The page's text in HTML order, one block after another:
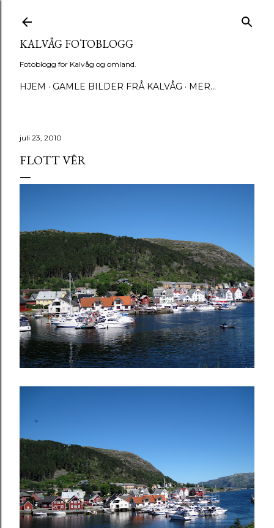
KALVÅG FOTOBLOGG
Fotoblogg for Kalvåg og omland.
HJEM GAMLE BILDER FRÅ KALVÅG MER…
juli 23, 2010
FLOTT VÊR